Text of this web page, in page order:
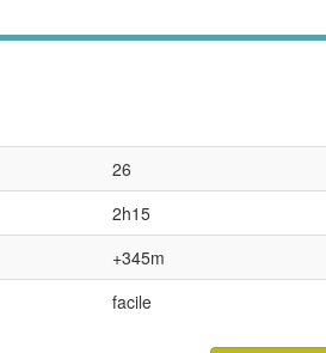
26
2h15
+345m
facile